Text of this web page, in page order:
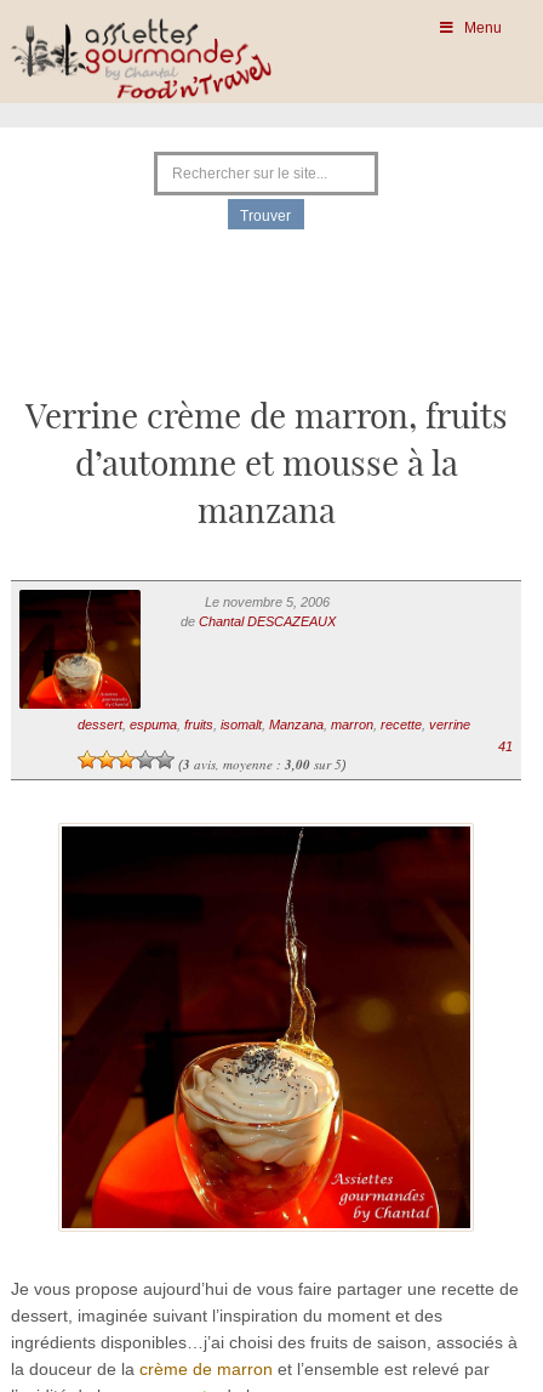
Menu
Verrine crème de marron, fruits
d’automne et mousse à la
manzana
Le novembre 5, 2006
de Chantal DESCAZEAUX
dessert, espuma, fruits, isomalt, Manzana, marron, recette, verrine
(3 avis, moyenne : 3,00sur 5)
41
Je vous propose aujourd’hui de vous faire partager une recette de
dessert, imaginée suivant l’inspiration du moment et des
ingrédients disponibles…j’ai choisi des fruits de saison, associés à
la douceur de la crème de marron et l’ensemble est relevé par